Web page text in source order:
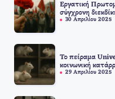
Εργατική
σύγχρονη
30 Απριλίου 2025
Το πείραμα
κοινωνική
29 Απριλίου 2025